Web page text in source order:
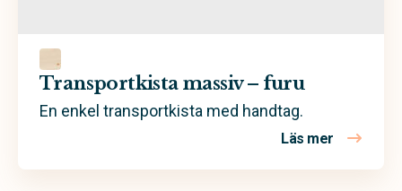
Transportkista massiv – furu
En enkel transportkista med handtag.
Läs mer om